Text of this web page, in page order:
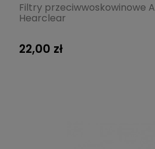
Filtry przeciwwoskowinowe
Hearclear
22,00 zł